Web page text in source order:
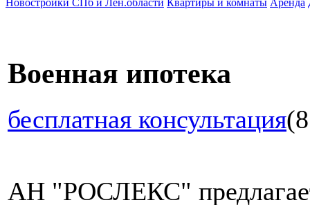
Военная ипотека
бесплатная консультация
АН "РОСЛЕКС"